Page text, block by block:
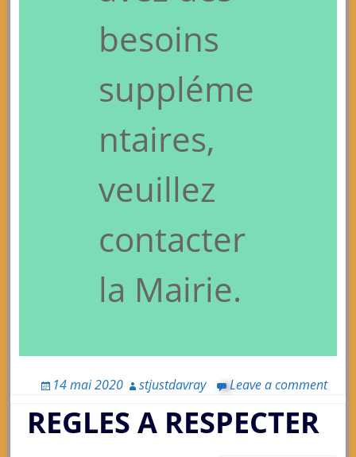
besoins
suppléme
ntaires,
veuillez
contacter
la Mairie.
14 mai 2020 stjustdavray Leave a comment
REGLES A RESPECTER